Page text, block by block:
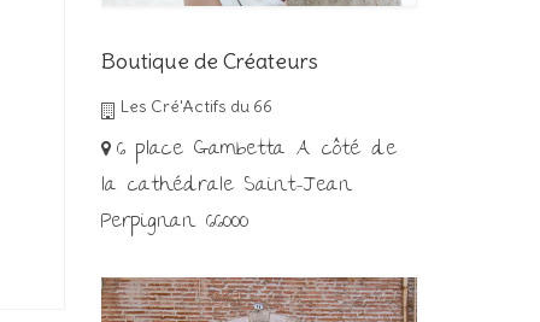
Boutique de Créateurs
Les Cré'Actifs du 66
6 place Gambetta A côté de
la cathédrale Saint-Jean
Perpignan 66000